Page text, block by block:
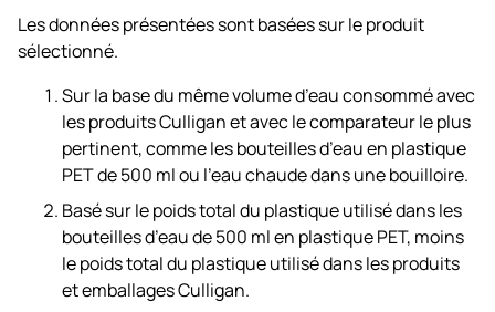
Les données présentées sont basées sur le produit
sélectionné.
Sur la base du même volume d’eau consommé avec
les produits Culligan et avec le comparateur le plus
pertinent, comme les bouteilles d’eau en plastique
PET de 500 ml ou l’eau chaude dans une bouilloire.
Basé sur le poids total du plastique utilisé dans les
bouteilles d’eau de 500 ml en plastique PET, moins
le poids total du plastique utilisé dans les produits
et emballages Culligan.